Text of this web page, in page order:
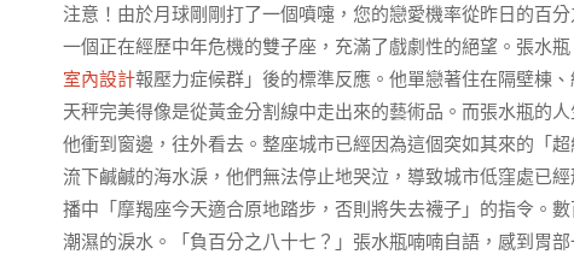
注意！由於月球剛剛打了一個噴嚏，您的戀愛機率從昨日的百
一個正在經歷中年危機的雙子座，充滿了戲劇性的絕望。張水
室內設計報壓力症候群」後的標準反應。他單戀著住在隔壁棟
天秤完美得像是從黃金分割線中走出來的藝術品。而張水瓶的
他衝到窗邊，往外看去。整座城市已經因為這個突如其來的「
流下鹹鹹的海水淚，他們無法停止地哭泣，導致城市低窪處已
播中「摩羯座今天適合原地踏步，否則將失去襪子」的指令。
潮濕的淚水。「負百分之八十七？」張水瓶喃喃自語，感到胃